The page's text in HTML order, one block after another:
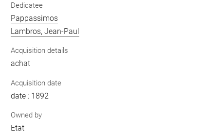
Dedicatee
Pappassimos
Lambros, Jean-Paul
Acquisition details
achat
Acquisition date
date : 1892
Owned by
Etat